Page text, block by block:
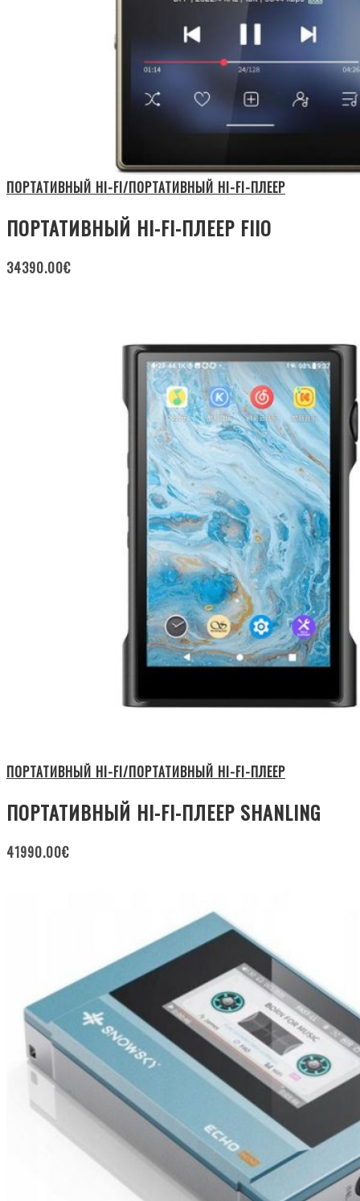
ПОРТАТИВНЫЙ HI-FI/ПОРТАТИВНЫЙ HI-FI-ПЛЕЕР
ПОРТАТИВНЫЙ HI-FI-ПЛЕЕР FIIO
34390.00€
ПОРТАТИВНЫЙ HI-FI/ПОРТАТИВНЫЙ HI-FI-ПЛЕЕР
ПОРТАТИВНЫЙ HI-FI-ПЛЕЕР SHANLING
41990.00€